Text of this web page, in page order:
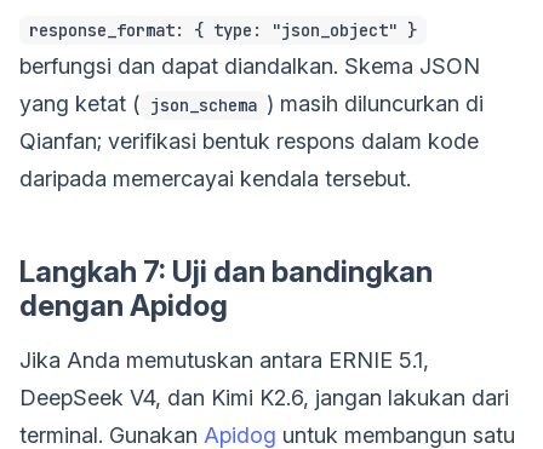
response_format: { type: "json_object" }
berfungsi dan dapat diandalkan. Skema JSON
yang ketat ( json_schema ) masih diluncurkan di
Qianfan; verifikasi bentuk respons dalam kode
daripada memercayai kendala tersebut.
Langkah 7: Uji dan bandingkan
dengan Apidog
Jika Anda memutuskan antara ERNIE 5.1,
DeepSeek V4, dan Kimi K2.6, jangan lakukan dari
terminal. Gunakan Apidog untuk membangun satu